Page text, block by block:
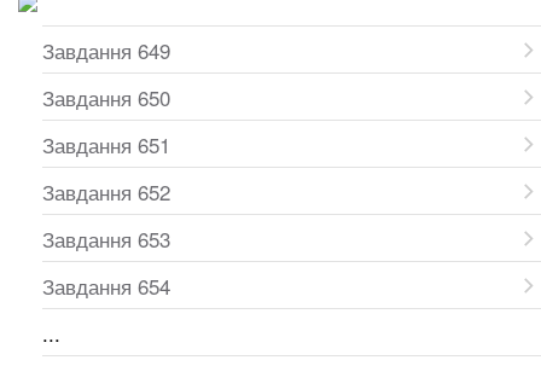
Завдання 649
Завдання 650
Завдання 651
Завдання 652
Завдання 653
Завдання 654
...